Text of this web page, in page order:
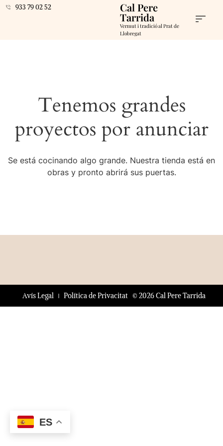
933 79 02 52 Cal Pere
Tarrida
Vermut i tradició al Prat de
Llobregat
Tenemos grandes
proyectos por anunciar
Se está cocinando algo grande. Nuestra tienda está en
obras y pronto abrirá sus puertas.
© 2026 Cal Pere Tarrida
Avís Legal Política de Privacitat
ES